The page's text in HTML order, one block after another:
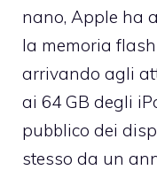
nano, Apple ha
la memoria
arrivando agli
ai 64 GB degli
pubblico dei
stesso da un